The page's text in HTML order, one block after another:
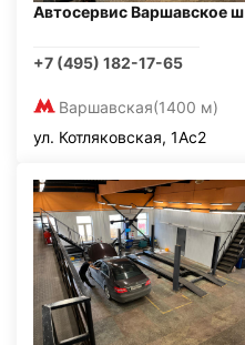
Автосервис Варшавское ш
+7 (495) 182-17-65
Варшавская(1400 м)
ул. Котляковская, 1Ас2